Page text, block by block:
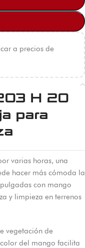
a precios de
H 20
para
varias horas, una
hacer más cómoda la
con mango
y limpieza en terrenos
vegetación de
del mango facilita